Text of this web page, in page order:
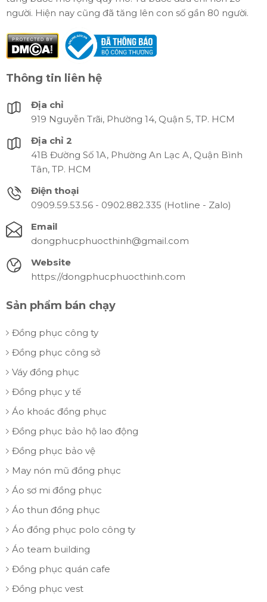
người. Hiện nay cũng đã tăng lên con số gần 80 người.
Thông tin liên hệ
Địa chỉ
919 Nguyễn Trãi, Phường 14, Quận 5, TP. HCM
Địa chỉ 2
41B Đường Số 1A, Phường An Lạc A, Quận Bình
Tân, TP. HCM
Điện thoại
0909.59.53.56 - 0902.882.335 (Hotline - Zalo)
Email
dongphucphuocthinh@gmail.com
Website
https://dongphucphuocthinh.com
Sản phẩm bán chạy
Đồng phục công ty
Đồng phục công sở
Váy đồng phục
Đồng phục y tế
Áo khoác đồng phục
Đồng phục bảo hộ lao động
Đồng phục bảo vệ
May nón mũ đồng phục
Áo sơ mi đồng phục
Áo thun đồng phục
Áo đồng phục polo công ty
Áo team building
Đồng phục quán cafe
Đồng phục vest